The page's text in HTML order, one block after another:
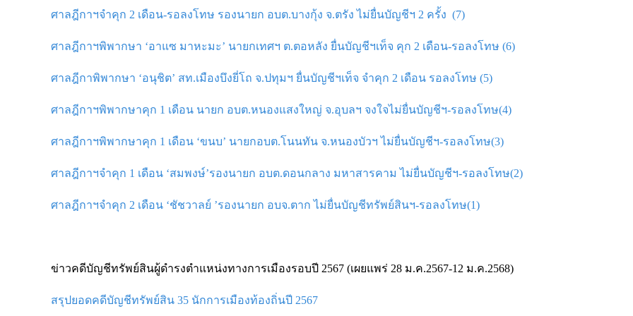
ศาลฎีกาฯจำคุก 2 เดือน-รอลงโทษ รองนายก อบต.บางกุ้ง จ.ตรัง ไม่ยื่นบัญชีฯ 2 ครั้ง (7)
ศาลฎีกาฯพิพากษา ‘อาแซ มาหะมะ’ นายกเทศฯ ต.ตอหลัง ยื่นบัญชีฯเท็จ คุก 2 เดือน-รอลงโทษ (6)
ศาลฎีกาพิพากษา ‘อนุชิต’ สท.เมืองบึงยี่โถ จ.ปทุมฯ ยื่นบัญชีฯเท็จ จําคุก 2 เดือน รอลงโทษ (5)
ศาลฎีกาฯพิพากษาคุก 1 เดือน นายก อบต.หนองแสงใหญ่ จ.อุบลฯ จงใจไม่ยื่นบัญชีฯ-รอลงโทษ(4)
ศาลฎีกาฯพิพากษาคุก 1 เดือน ‘ขนบ’ นายกอบต.โนนทัน จ.หนองบัวฯ ไม่ยื่นบัญชีฯ-รอลงโทษ(3)
ศาลฎีกาฯจำคุก 1 เดือน ‘สมพงษ์’รองนายก อบต.ดอนกลาง มหาสารคาม ไม่ยื่นบัญชีฯ-รอลงโทษ(2)
ศาลฎีกาฯจำคุก 2 เดือน ‘ชัชวาลย์ ’รองนายก อบจ.ตาก ไม่ยื่นบัญชีทรัพย์สินฯ-รอลงโทษ(1)
ข่าวคดีบัญชีทรัพย์สินผู้ดำรงตำแหน่งทางการเมืองรอบปี 2567 (เผยแพร่ 28 ม.ค.2567-12 ม.ค.2568)
สรุปยอดคดีบัญชีทรัพย์สิน 35 นักการเมืองท้องถิ่นปี 2567